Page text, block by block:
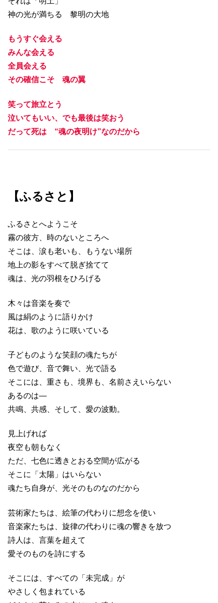
神の光が満ちる 黎明の大地
もうすぐ会える
みんな会える
全員会える
その確信こそ 魂の翼
笑って旅立とう
泣いてもいい、でも最後は笑おう
だって死は “魂の夜明け”なのだから
【ふるさと】
ふるさとへようこそ
霧の彼方、時のないところへ
そこは、涙も老いも、もうない場所
地上の影をすべて脱ぎ捨てて
魂は、光の羽根をひろげる
木々は音楽を奏で
風は絹のように語りかけ
花は、歌のように咲いている
子どものような笑顔の魂たちが
色で遊び、音で舞い、光で語る
そこには、重さも、境界も、名前さえいらない
あるのは―
共鳴、共感、そして、愛の波動。
見上げれば
夜空も朝もなく
ただ、七色に透きとおる空間が広がる
そこに「太陽」はいらない
魂たち自身が、光そのものなのだから
芸術家たちは、絵筆の代わりに想念を使い
音楽家たちは、旋律の代わりに魂の響きを放つ
詩人は、言葉を超えて
愛そのものを詩にする
そこには、すべての「未完成」が
やさしく包まれている